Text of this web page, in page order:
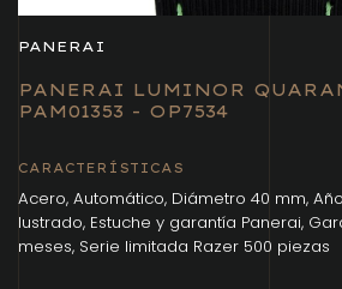
PANERAI
PANERAI LUMINOR
PAM01353 - OP7534
CARACTERÍSTICAS
Acero, Automático, Diámetro 40 mm,
lustrado, Estuche y garantía Panerai,
meses, Serie limitada Razer 500 piezas